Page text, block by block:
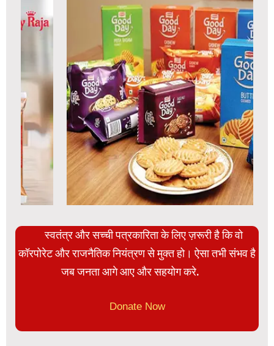
स्वतंत्र और सच्ची पत्रकारिता के लिए ज़रूरी है कि वो
कॉरपोरेट और राजनैतिक नियंत्रण से मुक्त हो। ऐसा तभी संभव है
जब जनता आगे आए और सहयोग करे.
Donate Now